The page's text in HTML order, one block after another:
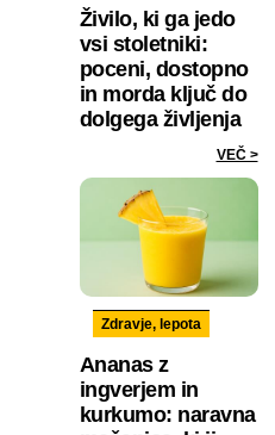
Živilo, ki ga jedo
vsi stoletniki:
poceni, dostopno
in morda ključ do
dolgega življenja
VEČ >
Zdravje, lepota
Ananas z
ingverjem in
kurkumo: naravna